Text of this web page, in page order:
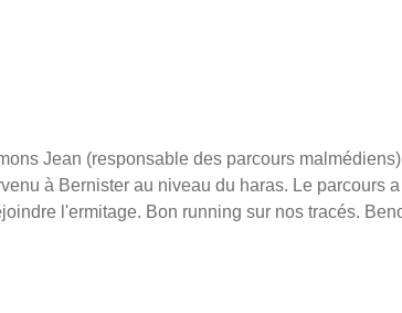
Jean (responsable des parcours
à Bernister au niveau du haras. Le parcours
l'ermitage. Bon running sur nos tracés.